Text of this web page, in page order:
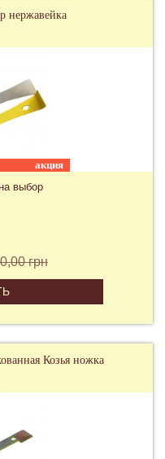
нержавейка
акция
выбор
грн
Козья ножка